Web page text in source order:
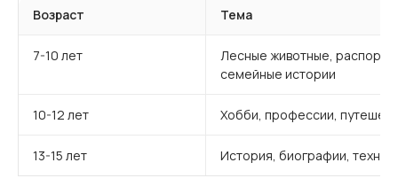
Возраст Тема
7-10 лет
Лесные животные,
семейные истории
10-12 лет Хобби, профессии,
13-15 лет История, биографии,